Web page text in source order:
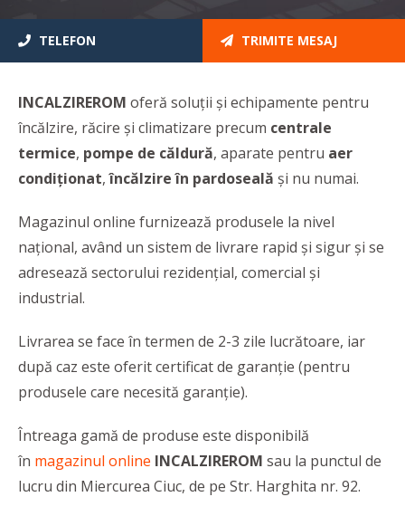
TELEFON TRIMITE MESAJ
INCALZIREROM oferă soluţii şi echipamente pentru
încălzire, răcire şi climatizare precum centrale
termice, pompe de căldură, aparate pentru aer
condiţionat,încălzire în pardoseală şi nu numai.
Magazinul online furnizează produsele la nivel
național, având un sistem de livrare rapid şi sigur și se
adresează sectorului rezidenţial, comercial şi
industrial.
Livrarea se face în termen de 2-3 zile lucrătoare, iar
după caz este oferit certificat de garanție (pentru
produsele care necesită garanție).
Întreaga gamă de produse este disponibilă
în magazinul online INCALZIREROM sau la punctul de
lucru din Miercurea Ciuc, de pe Str. Harghita nr. 92.